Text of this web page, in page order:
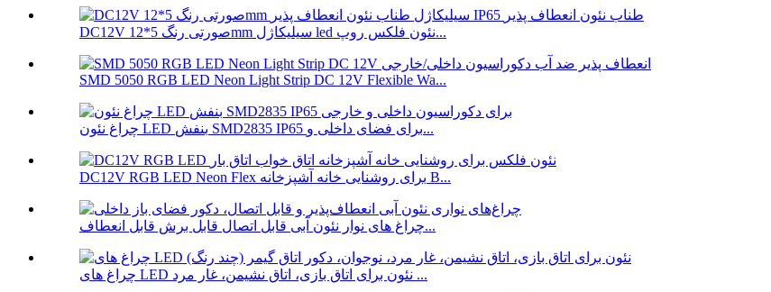
DC12V صورتی رنگ 5*12mm سیلیکاژل led نئون فلکس روپ...
SMD 5050 RGB LED Neon Light Strip DC 12V Flexible Wa...
چراغ نئون LED بنفش SMD2835 IP65 برای فضای داخلی و...
DC12V RGB LED Neon Flex برای روشنایی خانه آشپزخانه B...
چراغ های نوار نئون آبی قابل اتصال قابل برش قابل انعطاف...
چراغ های LED نئون برای اتاق بازی، اتاق نشیمن، غار مرد ...